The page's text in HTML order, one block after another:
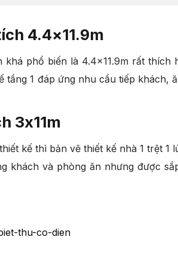
4.4×11.9m
phổ biến là 4.4×11.9m rất thích
1 đáp ứng nhu cầu tiếp khách,
3x11m
kế thì bản vẽ thiết kế nhà 1 trệt 1
khách và phòng ăn nhưng được
thu-co-dien